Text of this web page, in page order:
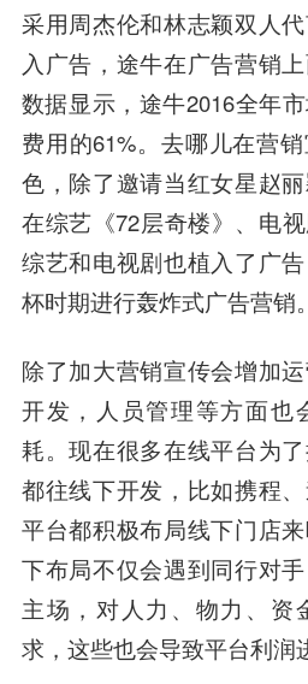
采用周杰伦和林志颖双人
入广告，途牛在广告营销
数据显示，途牛2016全年
费用的61%。去哪儿在营
色，除了邀请当红女星赵
在综艺《72层奇楼》、电
综艺和电视剧也植入了广
杯时期进行轰炸式广告营销。
除了加大营销宣传会增加
开发，人员管理等方面也
耗。现在很多在线平台为
都往线下开发，比如携程
平台都积极布局线下门店
下布局不仅会遇到同行对
主场，对人力、物力、资
求，这些也会导致平台利润